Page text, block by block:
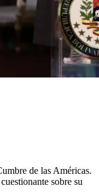
de las Américas.
sobre su